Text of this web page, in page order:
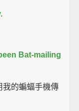
Bat-mailing
我的蝙蝠手機傳